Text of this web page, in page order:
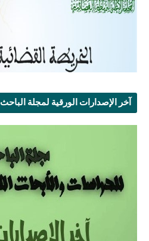
آخر الإصدارات الورقية لمجلة الباحث